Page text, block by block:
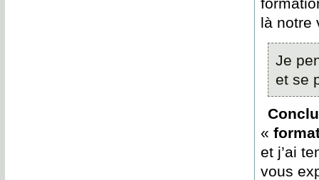
là notre
Je
et se
«
et j’ai
vous